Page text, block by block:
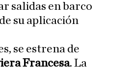
salidas en barco
su aplicación
se estrena de
Francesa. La